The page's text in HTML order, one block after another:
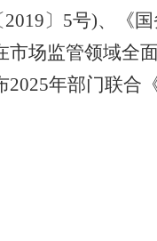
〕5号)、《
市场监管领域全
2025年部门联合